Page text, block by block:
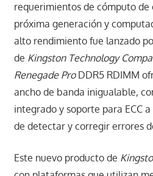
requerimientos de cómputo de
próxima generación y
alto rendimiento fue lanzado
de Kingston Technology
Renegade Pro DDR5 RDIMM
ancho de banda inigualable,
integrado y soporte para ECC
de detectar y corregir errores
Este nuevo producto de